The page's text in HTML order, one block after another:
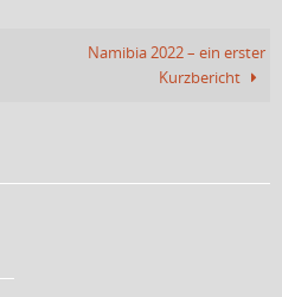
Namibia 2022 – ein erster
Kurzbericht